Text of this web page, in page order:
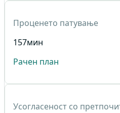
Проценето патување
157мин
Рачен план
Усогласеност со